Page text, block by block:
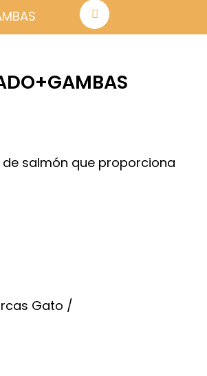
salmón que proporciona
Gato